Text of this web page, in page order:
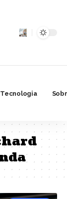
Tecnologia